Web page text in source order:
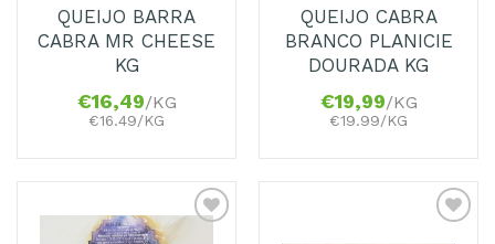
QUEIJO BARRA
CABRA MR CHEESE
KG
€16,49/KG
€16.49/KG
QUEIJO CABRA
BRANCO PLANICIE
DOURADA KG
€19,99/KG
€19.99/KG